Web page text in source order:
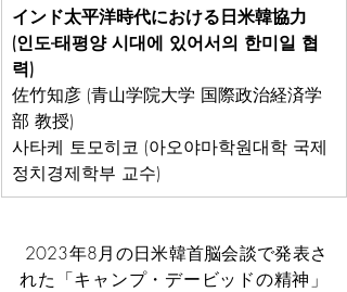
インド太平洋時代における日米韓協力
(인도-태평양 시대에 있어서의 한미일 협
력)
佐竹知彦 (青山学院大学 国際政治経済学
部 教授)
사타케 토모히코 (아오야마학원대학 국제
정치경제학부 교수)
れた「キャンプ・デービッドの精神」